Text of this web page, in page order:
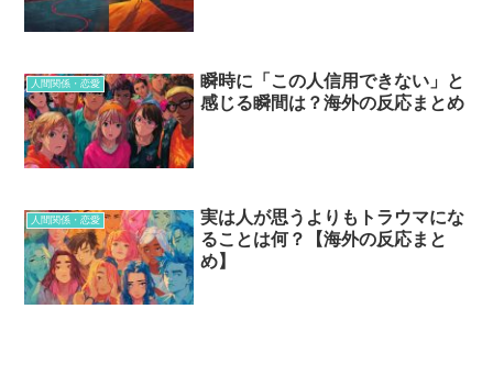
人間関係・恋愛
瞬時に「この人信用できない」と
感じる瞬間は？海外の反応まとめ
人間関係・恋愛
実は人が思うよりもトラウマにな
ることは何？【海外の反応まと
め】